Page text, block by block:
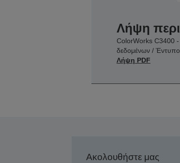
Λήψη
ColorWorks C3400
δεδομένων / Έντυπο
Λήψη PDF
Ακολουθήστε μας